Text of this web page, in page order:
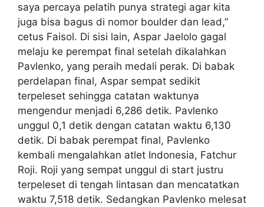
saya percaya pelatih punya strategi agar kita
juga bisa bagus di nomor boulder dan lead,”
cetus Faisol. Di sisi lain, Aspar Jaelolo gagal
melaju ke perempat final setelah dikalahkan
Pavlenko, yang peraih medali perak. Di babak
perdelapan final, Aspar sempat sedikit
terpeleset sehingga catatan waktunya
mengendur menjadi 6,286 detik. Pavlenko
unggul 0,1 detik dengan catatan waktu 6,130
detik. Di babak perempat final, Pavlenko
kembali mengalahkan atlet Indonesia, Fatchur
Roji. Roji yang sempat unggul di start justru
terpeleset di tengah lintasan dan mencatatkan
waktu 7,518 detik. Sedangkan Pavlenko melesat